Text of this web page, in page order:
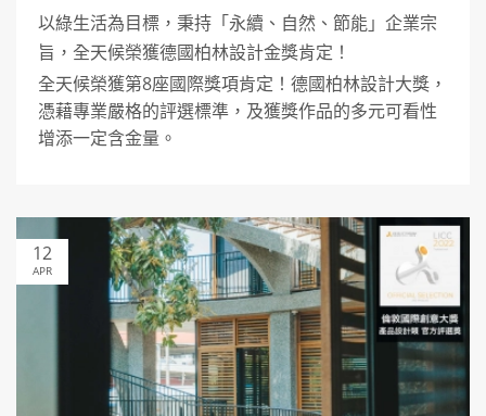
以綠生活為目標，秉持「永續、自然、節能」企業宗
旨，全天候榮獲德國柏林設計金獎肯定！
全天候榮獲第8座國際獎項肯定！德國柏林設計大獎，
憑藉專業嚴格的評選標準，及獲獎作品的多元可看性
增添一定含金量。
12
APR